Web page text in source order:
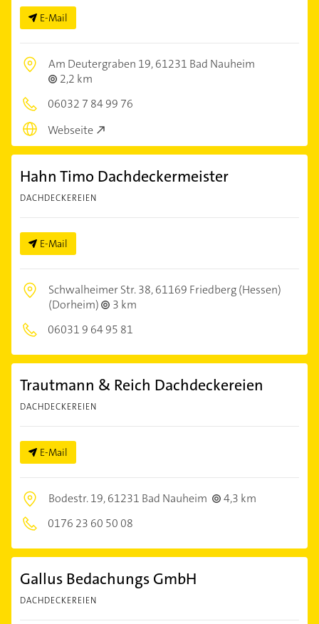
E-Mail
Am Deutergraben 19,61231 Bad Nauheim
2,2 km
06032 7 84 99 76
Webseite
Hahn Timo Dachdeckermeister
DACHDECKEREIEN
E-Mail
Schwalheimer Str. 38,61169 Friedberg (Hessen)
(Dorheim)
3 km
06031 9 64 95 81
Trautmann & Reich Dachdeckereien
DACHDECKEREIEN
E-Mail
Bodestr. 19,61231 Bad Nauheim
4,3 km
0176 23 60 50 08
Gallus Bedachungs GmbH
DACHDECKEREIEN